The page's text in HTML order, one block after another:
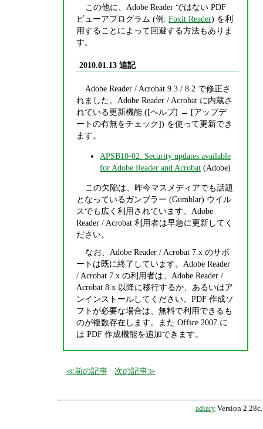
この他に、Adobe Reader ではない PDF
ビューアプログラム (例:Foxit Reader) を利
用することによって回避する方法もありま
す。
2010.01.13 追記
Adobe Reader / Acrobat 9.3 / 8.2 で修正さ
れました。Adobe Reader / Acrobat に内蔵さ
れている更新機能 ([ヘルプ] → [アップデ
ートの有無をチェック]) を使って更新でき
ます。
APSB10-02: Security updates available
for Adobe Reader and Acrobat (Adobe)
この欠陥は、昨今マスメディアでも話題
となっているガンブラー (Gumblar) ウイル
スでも広く利用されています。Adobe
Reader / Acrobat 利用者は早急に更新してく
ださい。
なお、Adobe Reader / Acrobat 7.x のサポ
ートは既に終了しています。Adobe Reader
/ Acrobat 7.x の利用者は、Adobe Reader /
Acrobat 8.x 以降に移行するか、あるいはア
ンインストールしてください。PDF 作成ソ
フトが必要な場合は、無料で利用できるも
のが複数存在します。また Office 2007 に
は PDF 作成機能を追加できます。
前の記事 次の記事
adiary Version 2.28c.